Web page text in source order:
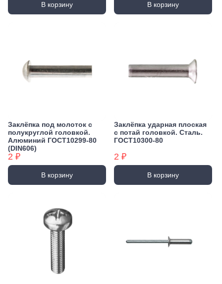
В корзину В корзину
Заклёпка под молоток с
полукруглой головкой.
Алюминий ГОСТ10299-80
(DIN606)
2 ₽
В корзину
Заклёпка ударная плоская
с потай головкой. Сталь.
ГОСТ10300-80
2 ₽
В корзину